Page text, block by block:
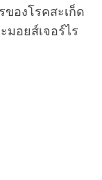
องโรคสะเก็ด
มอยส์เจอร์ไร